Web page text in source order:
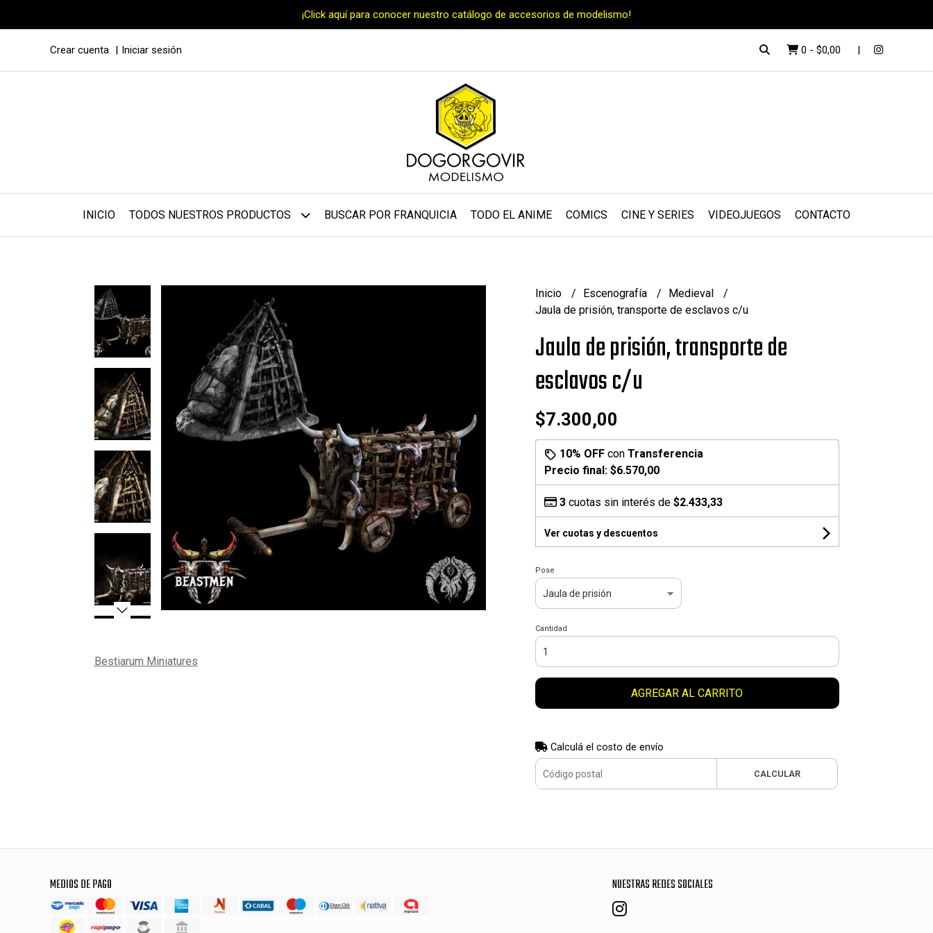
¡Click aquí para conocer nuestro catálogo de accesorios de modelismo!
Crear cuenta Iniciar sesión 0 - $0,00
INICIO TODOS NUESTROS PRODUCTOS BUSCAR POR FRANQUICIA TODO EL ANIME COMICS CINE Y SERIES VIDEOJUEGOS CONTACTO
Bestiarum Miniatures
Inicio Escenografía
Medieval
Jaula de prisión, transporte de esclavos c/u
Jaula de prisión, transporte de
esclavos c/u
$7.300,00
10% OFFcon Transferencia
Precio final: $6.570,00
3cuotas sin interés de $2.433,33
Ver cuotas y descuentos
Pose
Cantidad
AGREGAR AL CARRITO
Calculá el costo de envío
CALCULAR
MEDIOS DE PAGO NUESTRAS REDES SOCIALES